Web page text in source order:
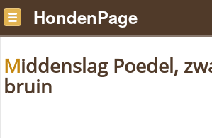
HondenPage
Middenslag Poedel, zwart wit
bruin